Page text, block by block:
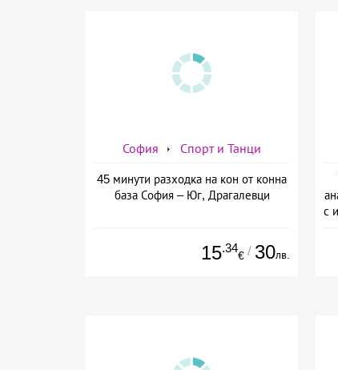
София Спорт и Танци
45 минути разходка на кон от конна
база София – Юг, Драгалевци
15.34
€ / 30лв.
с